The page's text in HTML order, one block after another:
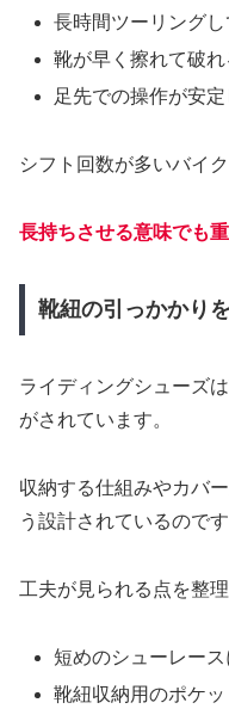
長時間ツーリング
靴が早く擦れて破
足先での操作が安
シフト回数が多いバイ
長持ちさせる意味でも
靴紐の引っかかり
ライディングシューズ
がされています。
収納する仕組みやカバ
う設計されているのです
工夫が見られる点を整
短めのシューレース
靴紐収納用のポケッ